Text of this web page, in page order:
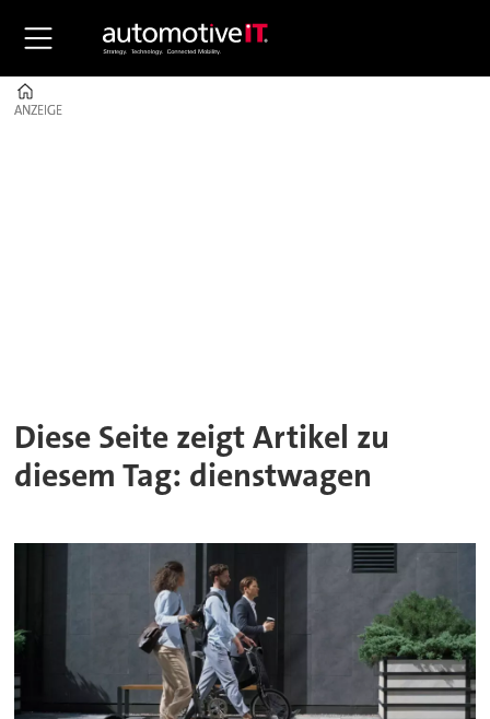
ANZEIGE
ANZEIGE
Diese Seite zeigt Artikel zu
diesem Tag: dienstwagen